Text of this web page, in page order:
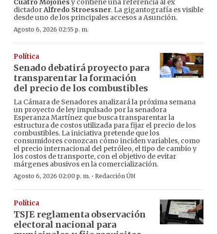
Cuatro Mojones y contiene una referencia al ex
dictadorAlfredo Stroessner. La gigantografía es visible
desde uno de los principales accesos a Asunción.
Agosto 6, 2026 02:55 p. m.
Política
Senado debatirá proyecto para
transparentar la formación
del precio de los combustibles
La Cámara de Senadores analizará la próxima semana
un proyecto de ley impulsado por la senadora
Esperanza Martínez que busca transparentar la
estructura de costos utilizada para fijar el precio de los
combustibles. La iniciativa pretende que los
consumidores conozcan cómo inciden variables, como
el precio internacional del petróleo, el tipo de cambio y
los costos de transporte, con el objetivo de evitar
márgenes abusivos en la comercialización.
Agosto 6, 2026 02:00 p. m. · Redacción ÚH
Política
TSJE reglamenta observación
electoral nacional para